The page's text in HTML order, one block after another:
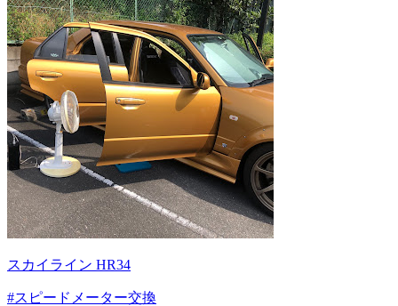
スカイライン HR34
#スピードメーター交換